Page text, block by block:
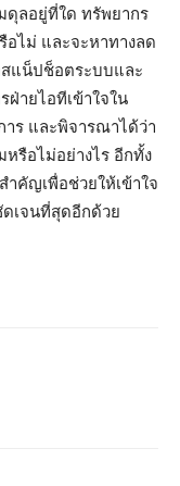
ดุลอยู่ที่ใด ทรัพยากร
ไม่ และจะหาทางลด
แน็ปช็อตระบบและ
ฝ่ายไอทีเข้าใจใน
ร และพิจารณาได้ว่า
รือไม่อย่างไร อีกทั้ง
ำคัญเพื่อช่วยให้เข้าใจ
เจนที่สุดอีกด้วย